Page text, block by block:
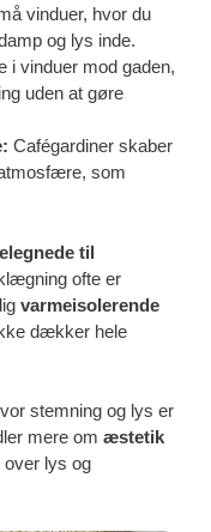
vinduer, hvor du
og lys inde.
i vinduer mod gaden,
uden at gøre
Cafégardiner skaber
som
til
ofte er
varmeisolerende
dækker hele
stemning og lys er
mere om æstetik
over lys og